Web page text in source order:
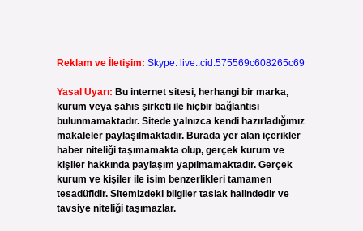
Reklam ve İletişim: Skype: live:.cid.575569c608265c69
Yasal Uyarı: Bu internet sitesi, herhangi bir marka,
kurum veya şahıs şirketi ile hiçbir bağlantısı
bulunmamaktadır. Sitede yalnızca kendi hazırladığımız
makaleler paylaşılmaktadır. Burada yer alan içerikler
haber niteliği taşımamakta olup, gerçek kurum ve
kişiler hakkında paylaşım yapılmamaktadır. Gerçek
kurum ve kişiler ile isim benzerlikleri tamamen
tesadüfidir. Sitemizdeki bilgiler taslak halindedir ve
tavsiye niteliği taşımazlar.